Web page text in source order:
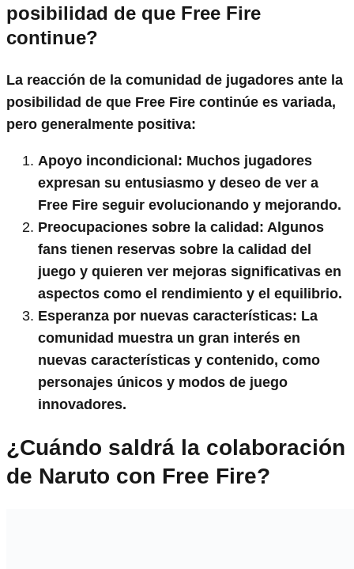
posibilidad de que Free Fire
continue?
La reacción de la comunidad de jugadores ante la
posibilidad de que Free Fire continúe es variada,
pero generalmente positiva:
Apoyo incondicional: Muchos jugadores
expresan su entusiasmo y deseo de ver a
Free Fire seguir evolucionando y mejorando.
Preocupaciones sobre la calidad: Algunos
fans tienen reservas sobre la calidad del
juego y quieren ver mejoras significativas en
aspectos como el rendimiento y el equilibrio.
Esperanza por nuevas características: La
comunidad muestra un gran interés en
nuevas características y contenido, como
personajes únicos y modos de juego
innovadores.
¿Cuándo saldrá la colaboración
de Naruto con Free Fire?